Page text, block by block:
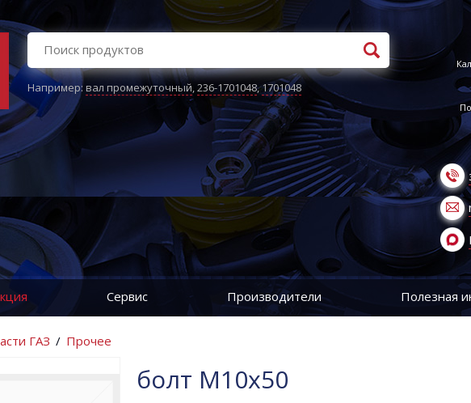
Например:вал промежуточный,236-1701048,1701048
Сервис Производители Полезная
ГАЗ / Прочее
болт М10х50